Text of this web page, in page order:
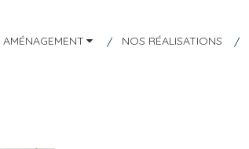
AMÉNAGEMENT NOS RÉALISATIONS